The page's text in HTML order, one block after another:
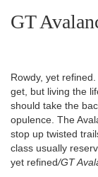
GT
Rowdy, yet
get, but living the
should take the
opulence. The
stop up twisted
class usually
yet refined/GT